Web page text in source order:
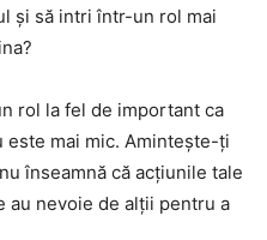
și să intri într-un rol mai
rol la fel de important ca
este mai mic. Amintește-ți
înseamnă că acțiunile tale
au nevoie de alții pentru a